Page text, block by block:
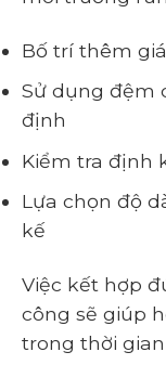
Bố trí thêm
Sử dụng đệm
định
Kiểm tra định
Lựa chọn độ
kế
Việc kết hợp
công sẽ giúp
trong thời gian